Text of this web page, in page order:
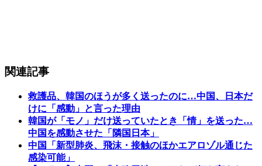
関連記事
救護品、韓国のほうが多く送ったのに…中国、日本だ
けに「感動」と言った理由
韓国が「モノ」だけ送っていたとき「情」を送った…
中国を感動させた「隣国日本」
中国「新型肺炎、飛沫・接触のほかエアロゾル通じた
感染可能」